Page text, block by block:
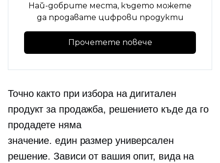
Най-добрите места, където можете
да продавате цифрови продукти
Прочетете повече
Точно както при избора на дигитален
продукт за продажба, решението къде да го
продадете няма
значение.един размер универсален
решение. Зависи от вашия опит, вида на